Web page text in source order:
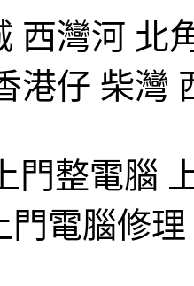
西灣河 北
港仔 柴灣
門整電腦
門電腦修